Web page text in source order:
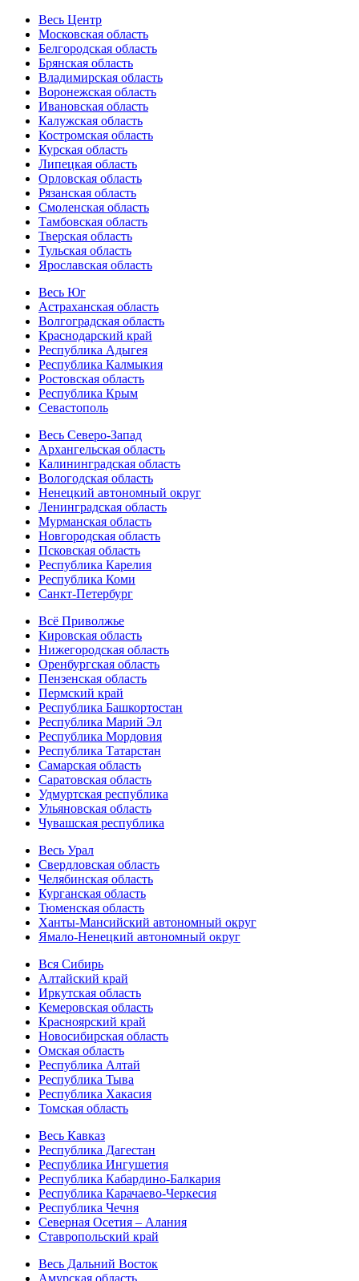
Весь Центр
Московская область
Белгородская область
Брянская область
Владимирская область
Воронежская область
Ивановская область
Калужская область
Костромская область
Курская область
Липецкая область
Орловская область
Рязанская область
Смоленская область
Тамбовская область
Тверская область
Тульская область
Ярославская область
Весь Юг
Астраханская область
Волгоградская область
Краснодарский край
Республика Адыгея
Республика Калмыкия
Ростовская область
Республика Крым
Севастополь
Весь Северо-Запад
Архангельская область
Калининградская область
Вологодская область
Ненецкий автономный округ
Ленинградская область
Мурманская область
Новгородская область
Псковская область
Республика Карелия
Республика Коми
Санкт-Петербург
Всё Приволжье
Кировская область
Нижегородская область
Оренбургская область
Пензенская область
Пермский край
Республика Башкортостан
Республика Марий Эл
Республика Мордовия
Республика Татарстан
Самарская область
Саратовская область
Удмуртская республика
Ульяновская область
Чувашская республика
Весь Урал
Свердловская область
Челябинская область
Курганская область
Тюменская область
Ханты-Мансийский автономный округ
Ямало-Ненецкий автономный округ
Вся Сибирь
Алтайский край
Иркутская область
Кемеровская область
Красноярский край
Новосибирская область
Омская область
Республика Алтай
Республика Тыва
Республика Хакасия
Томская область
Весь Кавказ
Республика Дагестан
Республика Ингушетия
Республика Кабардино-Балкария
Республика Карачаево-Черкесия
Республика Чечня
Северная Осетия – Алания
Ставропольский край
Весь Дальний Восток
Амурская область